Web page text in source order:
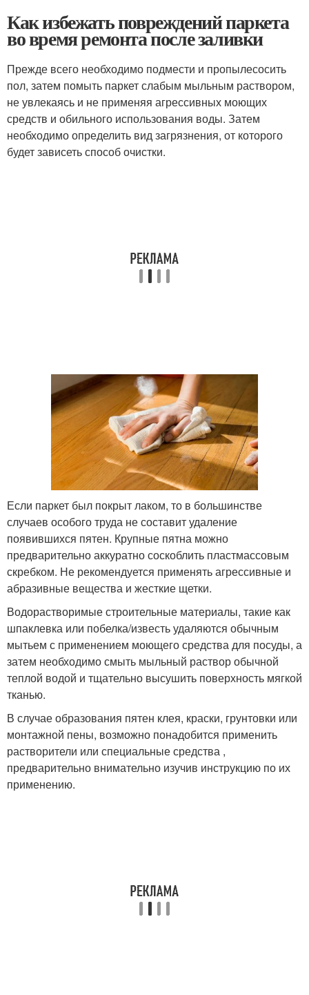
Как избежать повреждений паркета
во время ремонта после заливки
Прежде всего необходимо подмести и пропылесосить
пол, затем помыть паркет слабым мыльным раствором,
не увлекаясь и не применяя агрессивных моющих
средств и обильного использования воды. Затем
необходимо определить вид загрязнения, от которого
будет зависеть способ очистки.
Если паркет был покрыт лаком, то в большинстве
случаев особого труда не составит удаление
появившихся пятен. Крупные пятна можно
предварительно аккуратно соскоблить пластмассовым
скребком. Не рекомендуется применять агрессивные и
абразивные вещества и жесткие щетки.
Водорастворимые строительные материалы, такие как
шпаклевка или побелка/известь удаляются обычным
мытьем с применением моющего средства для посуды, а
затем необходимо смыть мыльный раствор обычной
теплой водой и тщательно высушить поверхность мягкой
тканью.
В случае образования пятен клея, краски, грунтовки или
монтажной пены, возможно понадобится применить
растворители или специальные средства ,
предварительно внимательно изучив инструкцию по их
применению.